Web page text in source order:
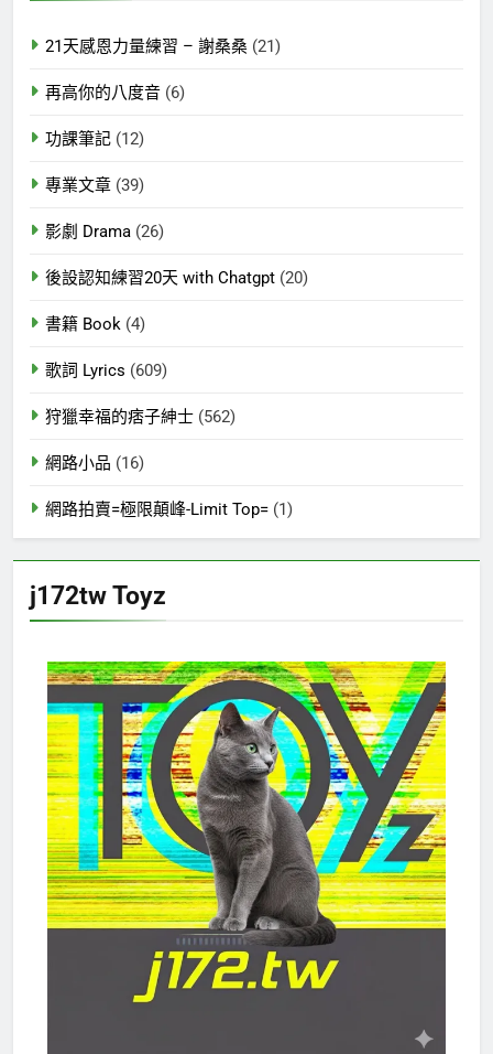
21天感恩力量練習 – 謝桑桑 (21)
再高你的八度音 (6)
功課筆記 (12)
專業文章 (39)
影劇 Drama (26)
後設認知練習20天 with Chatgpt (20)
書籍 Book (4)
歌詞 Lyrics (609)
狩獵幸福的痞子紳士 (562)
網路小品 (16)
網路拍賣=極限顛峰-Limit Top= (1)
j172tw Toyz